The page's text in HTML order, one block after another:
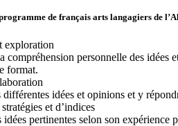
de français arts langagiers de
exploration
compréhension personnelle des idées
format.
différentes idées et opinions et y
et d’indices
pertinentes selon son expérience